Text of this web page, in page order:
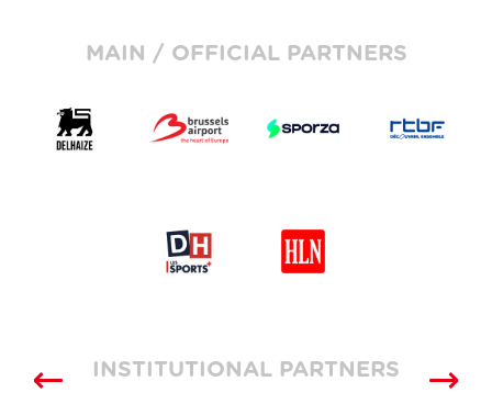
MAIN / OFFICIAL PARTNERS
INSTITUTIONAL PARTNERS